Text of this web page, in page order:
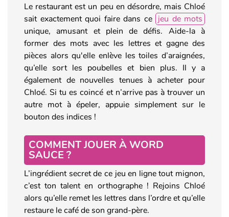
Le restaurant est un peu en désordre, mais Chloé
sait exactement quoi faire dans ce jeu de mots
unique, amusant et plein de défis. Aide-la à
former des mots avec les lettres et gagne des
pièces alors qu'elle enlève les toiles d’araignées,
qu’elle sort les poubelles et bien plus. Il y a
également de nouvelles tenues à acheter pour
Chloé. Si tu es coincé et n’arrive pas à trouver un
autre mot à épeler, appuie simplement sur le
bouton des indices !
COMMENT JOUER À WORD
SAUCE ?
L’ingrédient secret de ce jeu en ligne tout mignon,
c’est ton talent en orthographe ! Rejoins Chloé
alors qu’elle remet les lettres dans l’ordre et qu’elle
restaure le café de son grand-père.